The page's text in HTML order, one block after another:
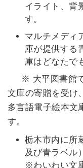
イライト、背
す。
マルチメディ
庫が提供する
庫はどなたで
※ 大平図書館で
文庫の寄贈を受け
多言語電子絵本文
す。
栃木市内に所
及び青ラベル
※わいわい文